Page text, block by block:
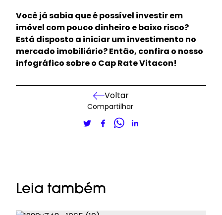
Você já sabia que é possível investir em
imóvel com pouco dinheiro e baixo risco?
Está disposto a iniciar um investimento no
mercado imobiliário? Então, confira o nosso
infográfico sobre o Cap Rate Vitacon!
Voltar
Compartilhar
Leia também